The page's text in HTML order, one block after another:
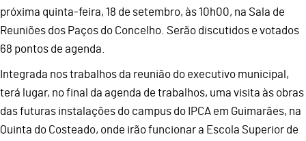
próxima quinta-feira, 18 de setembro, às 10h00, na Sala de
Reuniões dos Paços do Concelho. Serão discutidos e votados
68 pontos de agenda.
Integrada nos trabalhos da reunião do executivo municipal,
terá lugar, no final da agenda de trabalhos, uma visita às obras
das futuras instalações do campus do IPCA em Guimarães, na
Quinta do Costeado, onde irão funcionar a Escola Superior de